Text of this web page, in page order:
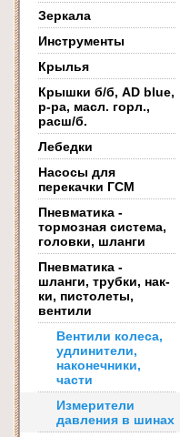
Зеркала
Инструменты
Крылья
Крышки б/б, AD blue,
р-ра, масл. горл.,
расш/б.
Лебедки
Насосы для
перекачки ГСМ
Пневматика -
тормозная система,
головки, шланги
Пневматика -
шланги, трубки, нак-
ки, пистолеты,
вентили
Вентили колеса,
удлинители,
наконечники,
части
Измерители
давления в шинах